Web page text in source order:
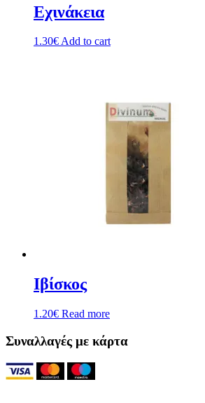
Εχινάκεια
1.30€Add to cart
Ιβίσκος
1.20€ Read more
Συναλλαγές με κάρτα